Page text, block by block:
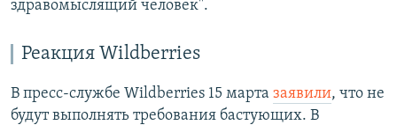
здравомыслящий человек".
Реакция Wildberries
В пресс-службе Wildberries 15 марта заявили, что не
будут выполнять требования бастующих. В